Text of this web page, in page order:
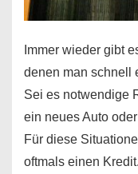
Immer wieder gibt
denen man schnell
Sei es notwendige
ein neues Auto
Für diese
oftmals einen